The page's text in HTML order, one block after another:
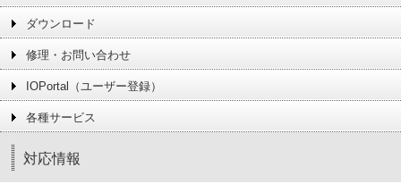
ダウンロード
修理・お問い合わせ
IOPortal（ユーザー登録）
各種サービス
対応情報